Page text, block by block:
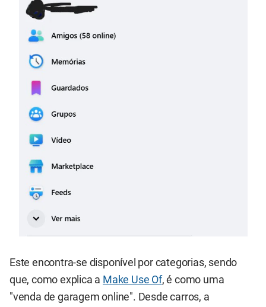
Este encontra-se disponível por categorias, sendo
que, como explica a Make Use Of, é como uma
"venda de garagem online". Desde carros, a